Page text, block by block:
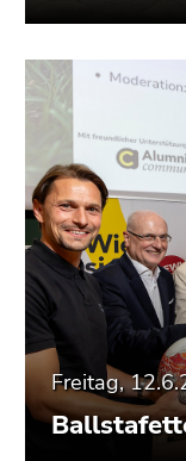
Freitag,